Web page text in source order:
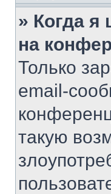
» Когда я
на
Только
email-
такую